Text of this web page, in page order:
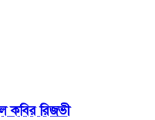
কবির রিজভী